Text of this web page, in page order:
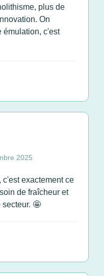
plus de
On
émulation, c'est
2025
exactement ce
de fraîcheur et
🤩